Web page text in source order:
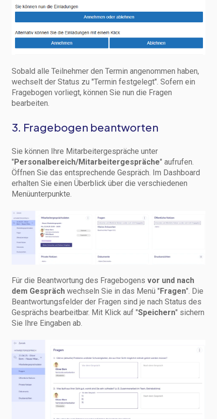
Sobald alle Teilnehmer den Termin angenommen haben,
wechselt der Status zu "Termin festgelegt". Sofern ein
Fragebogen vorliegt, können Sie nun die Fragen
bearbeiten.
3. Fragebogen beantworten
Sie können Ihre Mitarbeitergespräche unter
" Personalbereich/Mitarbeitergespräche" aufrufen.
Öffnen Sie das entsprechende Gespräch. Im Dashboard
erhalten Sie einen Überblick über die verschiedenen
Menüunterpunkte.
Für die Beantwortung des Fragebogens vor und nach
dem Gespräch wechseln Sie in das Menü " Fragen". Die
Beantwortungsfelder der Fragen sind je nach Status des
Gesprächs bearbeitbar. Mit Klick auf "Speichern" sichern
Sie Ihre Eingaben ab.